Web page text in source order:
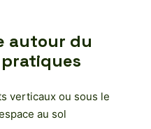
autour du
verticaux ou sous le
au sol